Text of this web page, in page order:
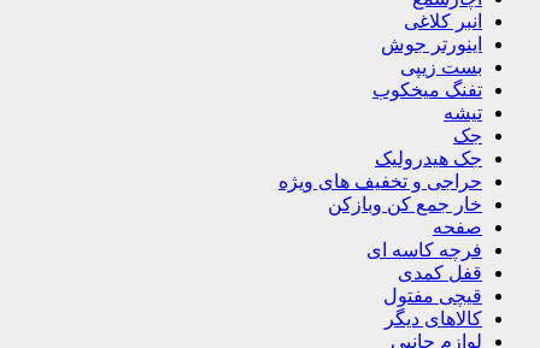
انبر کلاغی
اینورتر جوش
بست زیپی
تفنگ میخکوب
تیشه
جک
جک هیدرولیک
حراجی و تخفیف های ویژه
خار جمع کن وبازکن
صفحه
فرچه کاسه ای
قفل کمدی
قیچی مفتول
کالاهای دیگر
لوازم جانبی